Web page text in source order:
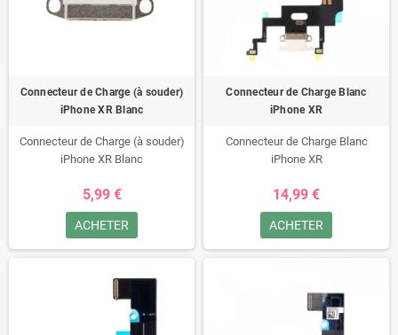
Connecteur de Charge (à souder)
iPhone XR Blanc
Connecteur de Charge (à souder)
iPhone XR Blanc
5,99 €
ACHETER
Connecteur de Charge Blanc
iPhone XR
Connecteur de Charge Blanc
iPhone XR
14,99 €
ACHETER